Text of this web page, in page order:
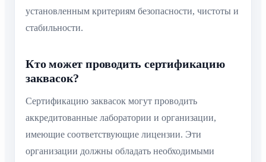
установленным критериям безопасности, чистоты и
стабильности.
Кто может проводить сертификацию
заквасок?
Сертификацию заквасок могут проводить
аккредитованные лаборатории и организации,
имеющие соответствующие лицензии. Эти
организации должны обладать необходимыми